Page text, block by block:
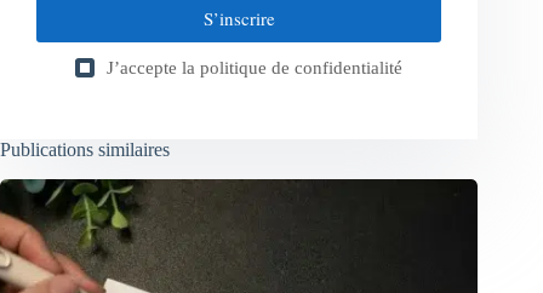
S’inscrire
J’accepte la politique de confidentialité
Publications similaires